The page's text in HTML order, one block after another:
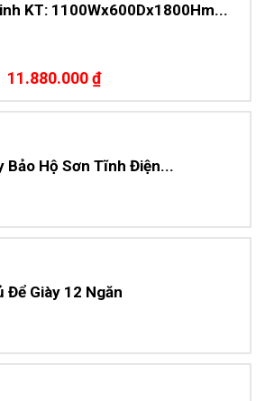
KT: 1100Wx600Dx1800Hm...
11.880.000 ₫
Bảo Hộ Sơn Tĩnh Điện...
Để Giày 12 Ngăn